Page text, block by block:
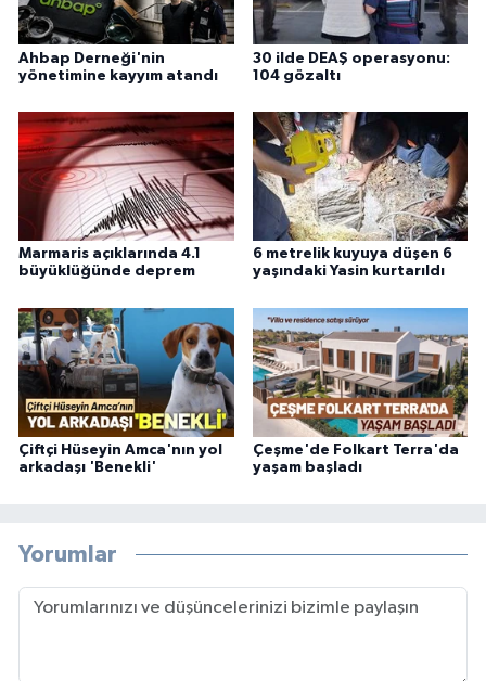
Ahbap Derneği'nin
yönetimine kayyım atandı
30 ilde DEAŞ operasyonu:
104 gözaltı
Marmaris açıklarında 4.1
büyüklüğünde deprem
6 metrelik kuyuya düşen 6
yaşındaki Yasin kurtarıldı
Çiftçi Hüseyin Amca'nın yol
arkadaşı 'Benekli'
Çeşme'de Folkart Terra'da
yaşam başladı
Yorumlar